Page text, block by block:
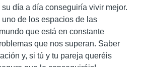
día a día conseguiría vivir mejor.
uno de los espacios de las
que está en constante
que nos superan. Saber
y, si tú y tu pareja queréis